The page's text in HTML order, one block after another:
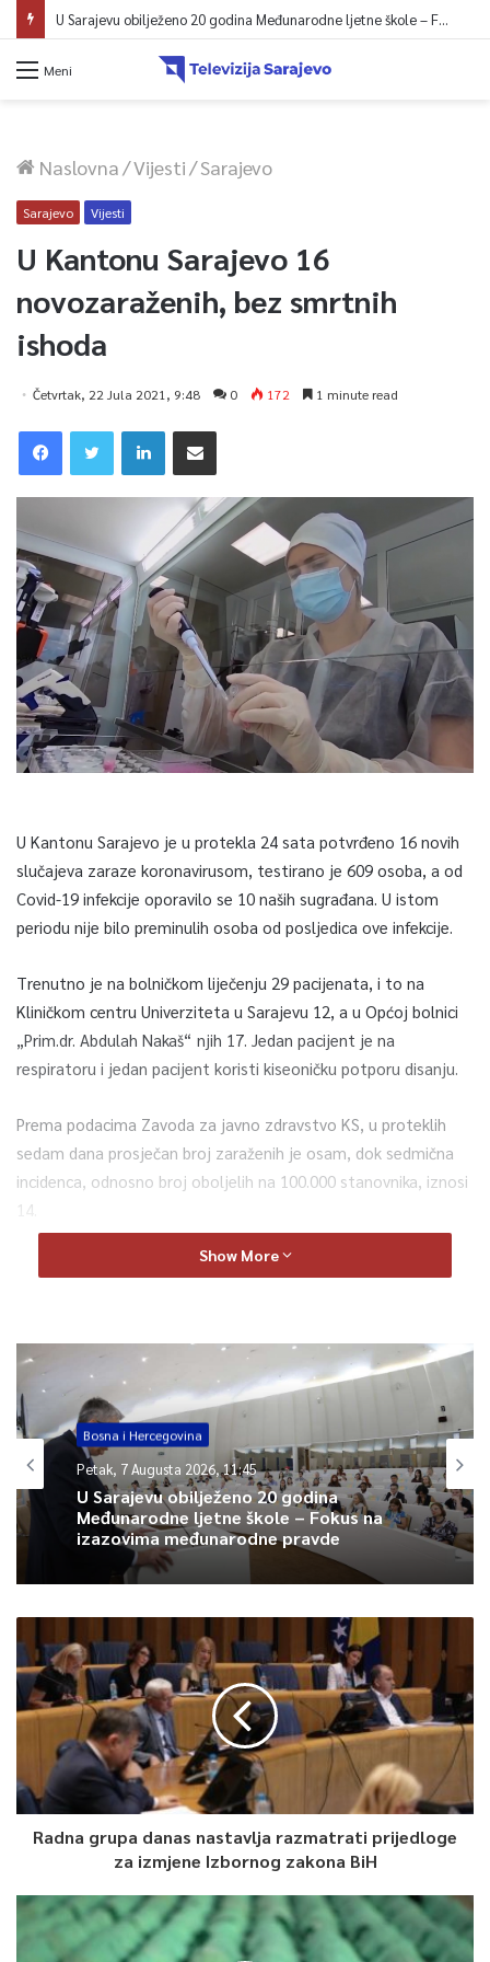
U Sarajevu obilježeno 20 godina Međunarodne ljetne škole – Fokus na izazovima međunarodne pravde
Meni
Naslovna/Vijesti/Sarajevo
Sarajevo Vijesti
U Kantonu Sarajevo 16
novozaraženih, bez smrtnih
ishoda
Četvrtak, 22 Jula 2021, 9:48 0 172 1 minute read
U Kantonu Sarajevo je u protekla 24 sata potvrđeno 16 novih
slučajeva zaraze koronavirusom, testirano je 609 osoba, a od
Covid-19 infekcije oporavilo se 10 naših sugrađana. U istom
periodu nije bilo preminulih osoba od posljedica ove infekcije.
Trenutno je na bolničkom liječenju 29 pacijenata, i to na
Kliničkom centru Univerziteta u Sarajevu 12, a u Općoj bolnici
„Prim.dr. Abdulah Nakaš“ njih 17. Jedan pacijent je na
respiratoru i jedan pacijent koristi kiseoničku potporu disanju.
Prema podacima Zavoda za javno zdravstvo KS, u proteklih
sedam dana prosječan broj zaraženih je osam, dok sedmična
incidenca, odnosno broj oboljelih na 100.000 stanovnika, iznosi
14.
Jučer je vakcinisano 1083 naših sugrađana. Imunizacija se
Mole se građani da poštuju termine koje su dobili za
vakcinaciju.
Ministarstvo zdravstva KS i zdravstvene ustanove zahvaljuju
građanima na saradnji i mole ih da nastave sa poštivanjem svih
propisanih higijensko-epidemioloških mjera.
0
Article Rating
Show More
Bosna i Hercegovina
Petak, 7 Augusta 2026, 11:45
U Sarajevu obilježeno 20 godina
Međunarodne ljetne škole – Fokus na
izazovima međunarodne pravde
Radna grupa danas nastavlja razmatrati prijedloge
za izmjene Izbornog zakona BiH